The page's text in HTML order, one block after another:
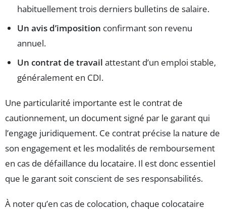
habituellement trois derniers bulletins de salaire.
Un avis d’imposition confirmant son revenu
annuel.
Un contrat de travail attestant d’un emploi stable,
généralement en CDI.
Une particularité importante est le contrat de
cautionnement, un document signé par le garant qui
l’engage juridiquement. Ce contrat précise la nature de
son engagement et les modalités de remboursement
en cas de défaillance du locataire. Il est donc essentiel
que le garant soit conscient de ses responsabilités.
À noter qu’en cas de colocation, chaque colocataire